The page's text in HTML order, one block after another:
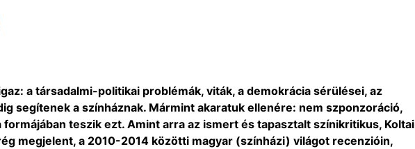
a társadalmi-politikai problémák, viták, a demokrácia sérülései, az
segítenek a színháznak. Mármint akaratuk ellenére: nem szponzoráció,
formájában teszik ezt. Amint arra az ismert és tapasztalt színikritikus, Koltai
megjelent, a 2010-2014 közötti magyar (színházi) világot recenzióin,